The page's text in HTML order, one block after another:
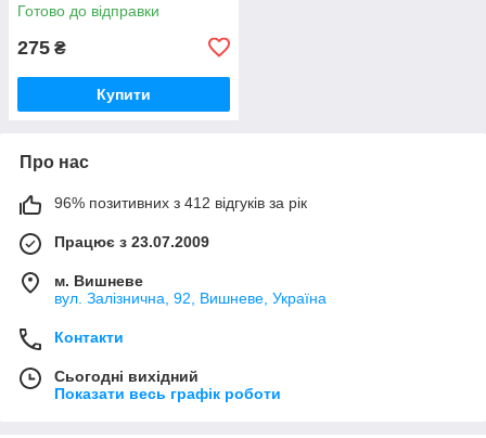
Готово до відправки
275 ₴
Купити
Про нас
96% позитивних з 412 відгуків за рік
Працює з 23.07.2009
м. Вишневе
вул. Залізнична, 92, Вишневе, Україна
Контакти
Сьогодні вихідний
Показати весь графік роботи